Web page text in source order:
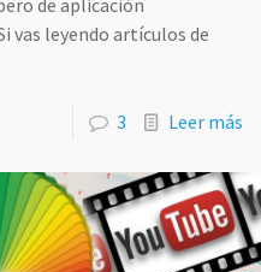
de aplicación
vas leyendo artículos de
3 Leer más